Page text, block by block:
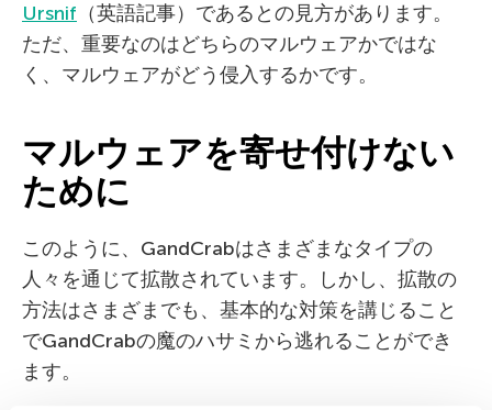
Ursnif （英語記事）であるとの見方があります。
ただ、重要なのはどちらのマルウェアかではな
く、マルウェアがどう侵入するかです。
マルウェアを寄せ付けない
ために
このように、GandCrabはさまざまなタイプの
人々を通じて拡散されています。しかし、拡散の
方法はさまざまでも、基本的な対策を講じること
でGandCrabの魔のハサミから逃れることができ
ます。